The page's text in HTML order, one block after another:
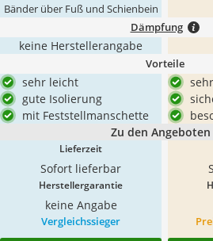
Bänder über Fuß und Schienbein
Dämpfung
keine Herstellerangabe
Vorteile
sehr leicht
gute Isolierung
mit Feststellmanschette
Zu den Angeboten
Lieferzeit
Sofort lieferbar
Herstellergarantie
keine Angabe
Vergleichssieger